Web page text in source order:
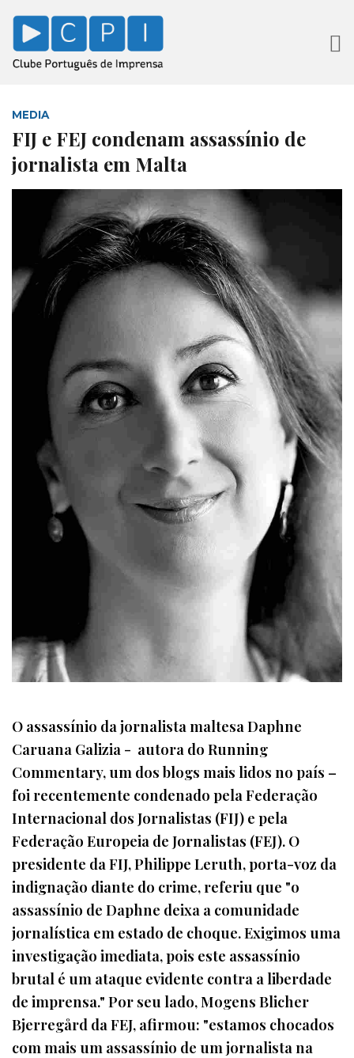
MEDIA
FIJ e FEJ condenam assassínio de
jornalista em Malta
O assassínio da jornalista maltesa Daphne
Caruana Galizia - autora do Running
Commentary, um dos blogs mais lidos no país –
foi recentemente condenado pela Federação
Internacional dos Jornalistas (FIJ) e pela
Federação Europeia de Jornalistas (FEJ). O
presidente da FIJ, Philippe Leruth, porta-voz da
indignação diante do crime, referiu que "o
assassínio de Daphne deixa a comunidade
jornalística em estado de choque. Exigimos uma
investigação imediata, pois este assassínio
brutal é um ataque evidente contra a liberdade
de imprensa." Por seu lado, Mogens Blicher
Bjerregård da FEJ, afirmou: "estamos chocados
com mais um assassínio de um jornalista na